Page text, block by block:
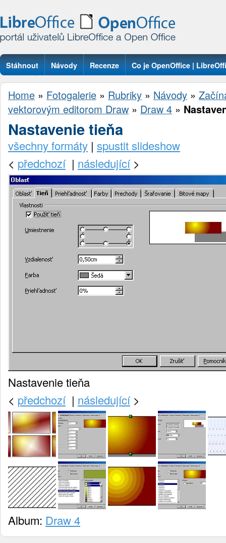
Stáhnout Návody Recenze Co je OpenOffice |
Otázky
Home » Fotogalerie » Rubriky » Návody »
vektorovým editorom Draw » Draw 4 »
Nastavenie tieňa
všechny formáty | spustit slideshow
< předchozí| následující>
Nastavenie tieňa
< předchozí| následující>
Album: Draw 4